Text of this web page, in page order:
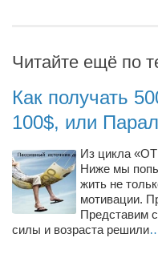
Читайте ещё по
Как получать
100$, или
Из цикла
Ниже мы
жить не
мотивации.
Представим
силы и возраста решили